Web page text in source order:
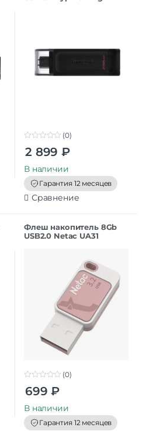
o
t
o
f
5
(0)
2 899 ₽
В наличии
Гарантия 12 месяцев
Сравнение
Флеш накопитель 8Gb
USB2.0 Netac UA31
o
t
o
f
5
(0)
699 ₽
В наличии
Гарантия 12 месяцев